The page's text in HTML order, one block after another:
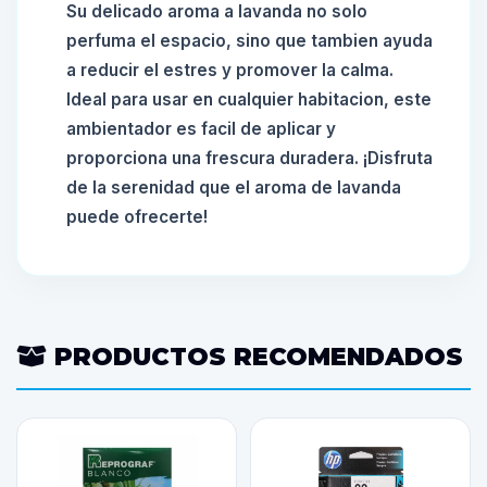
Su delicado aroma a lavanda no solo
perfuma el espacio, sino que tambien ayuda
a reducir el estres y promover la calma.
Ideal para usar en cualquier habitacion, este
ambientador es facil de aplicar y
proporciona una frescura duradera. ¡Disfruta
de la serenidad que el aroma de lavanda
puede ofrecerte!
PRODUCTOS RECOMENDADOS